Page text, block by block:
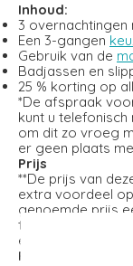
Inhoud:
3
Een 3-gangen
Gebruik van de
Badjassen en
25 % korting op
*De afspraak
kunt u telefonisch
om dit zo vroeg
er geen plaats
Prijs
**De prijs van
extra voordeel
genoemde prijs
twee personen
eenvoudig de
Reserveren